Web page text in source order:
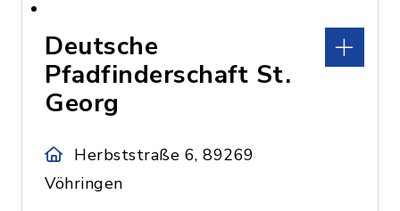
Deutsche
Pfadfinderschaft St.
Georg
Herbststraße 6, 89269
Vöhringen